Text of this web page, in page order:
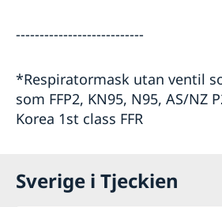
---------------------------
*Respiratormask utan ventil
som FFP2, KN95, N95, AS/NZ
Korea 1st class FFR
Sverige i Tjeckien